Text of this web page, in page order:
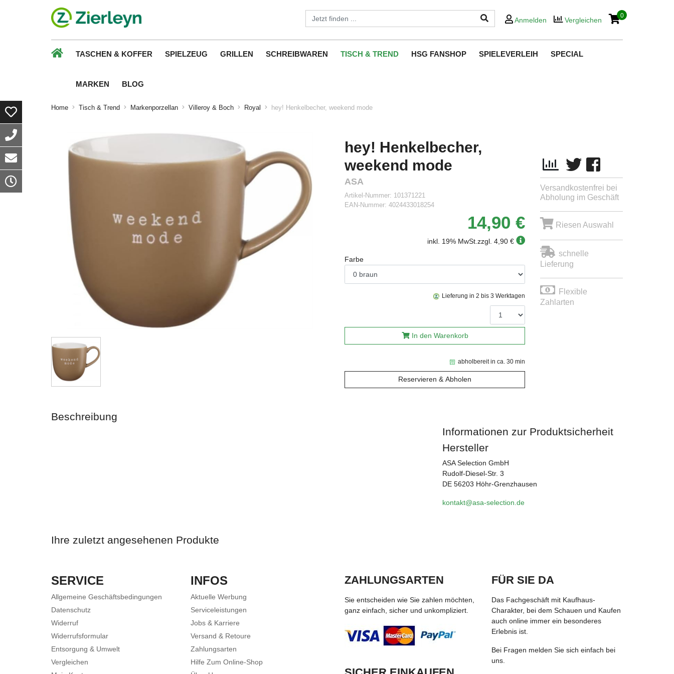
Anmelden Vergleichen
0
TASCHEN & KOFFER SPIELZEUG GRILLEN SCHREIBWAREN TISCH & TREND HSG FANSHOP SPIELEVERLEIH SPECIAL
MARKEN BLOG
Home Tisch & Trend Markenporzellan Villeroy & Boch Royal hey! Henkelbecher, weekend mode
hey! Henkelbecher,
weekend mode
ASA
Artikel-Nummer: 101371221
EAN-Nummer: 4024433018254
14,90 €
inkl. 19% MwSt. zzgl. 4,90 €
Farbe
abholbereit in ca. 30 min
Reservieren & Abholen
Lieferung in 2 bis 3 Werktagen
In den Warenkorb
Versandkostenfrei bei
Abholung im Geschäft
Riesen Auswahl
schnelle
Lieferung
Flexible
Zahlarten
Beschreibung
Informationen zur Produktsicherheit
Hersteller
ASA Selection GmbH
Rudolf-Diesel-Str. 3
DE 56203 Höhr-Grenzhausen
kontakt@asa-selection.de
Ihre zuletzt angesehenen Produkte
SERVICE
Allgemeine Geschäftsbedingungen
Datenschutz
Widerruf
Widerrufsformular
Entsorgung & Umwelt
Vergleichen
INFOS
Aktuelle Werbung
Serviceleistungen
Jobs & Karriere
Versand & Retoure
Zahlungsarten
Hilfe Zum Online-Shop
ZAHLUNGSARTEN
Sie entscheiden wie Sie zahlen möchten,
ganz einfach, sicher und unkompliziert.
FÜR SIE DA
Das Fachgeschäft mit Kaufhaus-
Charakter, bei dem Schauen und Kaufen
auch online immer ein besonderes
Erlebnis ist.
Bei Fragen melden Sie sich einfach bei
uns.